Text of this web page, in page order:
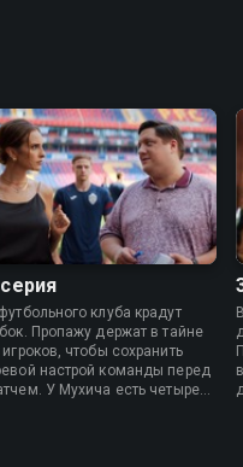
клуба крадут
Пропажу держат в тайне
игроков, чтобы сохранить
настрой команды перед
У Мухича есть четыре